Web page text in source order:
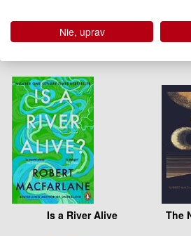
Is a River Alive The
Nie, uprav